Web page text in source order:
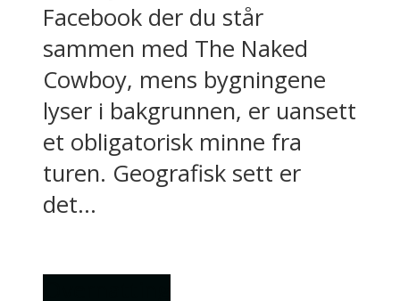
Facebook der du står
sammen med The Naked
Cowboy, mens bygningene
lyser i bakgrunnen, er uansett
et obligatorisk minne fra
turen. Geografisk sett er
det...